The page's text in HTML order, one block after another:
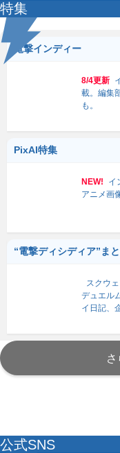
特集
電撃インディー
8/4更新
載。編集
も。
PixAI特集
NEW!
イ
アニメ画
“電撃ディシディア”ま
スクウ
デュエル
イ日記、
公式SNS